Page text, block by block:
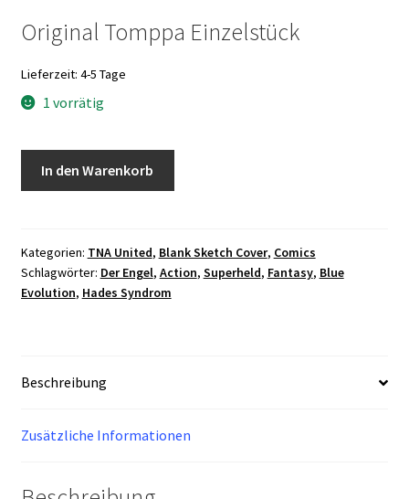
Original Tomppa Einzelstück
Lieferzeit: 4-5 Tage
1 vorrätig
letzte
Geek
Cover
3
Tomppa
In den Warenkorb
Kategorien: TNA United, Blank Sketch Cover, Comics
Schlagwörter: Der Engel, Action, Superheld, Fantasy, Blue
Evolution, Hades Syndrom
Beschreibung
Zusätzliche Informationen